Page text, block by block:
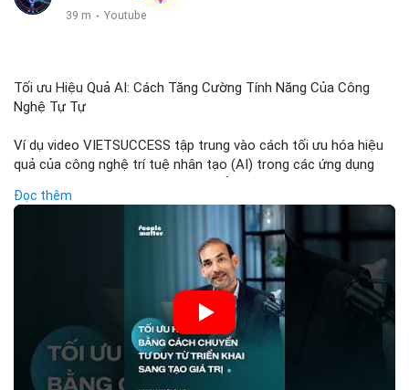
39 m · Youtube
Tối ưu Hiệu Quả AI: Cách Tăng Cường Tính Năng Của Công
Nghệ Tự Tự
Ví dụ video VIETSUCCESS tập trung vào cách tối ưu hóa hiệu
quả của công nghệ trí tuệ nhân tạo (AI) trong các ứng dụng
đoán xu hướng thị trường, và tự động hóa quy trình trong lĩnh
vực tài chính và crypto. Bài đăng nhấn mạnh vai trò của AI
trong việc giảm thiểu sai lầm, tăng tốc độ xử lý, và hỗ trợ
quyết định dựa trên dữ liệu. Điều này đặc biệt quan trọng trong
thời kỳ phát triển nhanh chóng của ngành crypto, nơi tính chính
xác và tốc độ là yếu tố quyết định.
🎥 Xem video trực tiếp tại:
Nguồn: VIETSUCCESS
Đọc thêm